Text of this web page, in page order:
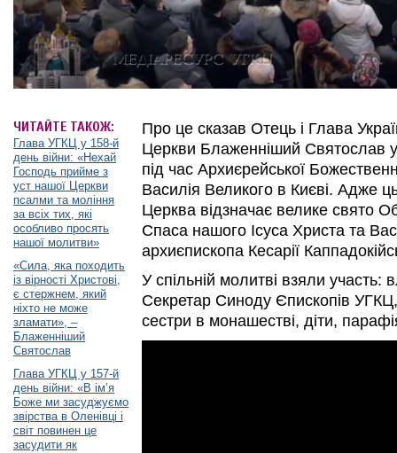
ЧИТАЙТЕ ТАКОЖ:
Глава УГКЦ у 158-й
день війни: «Нехай
Господь прийме з
уст нашої Церкви
псалми та моління
за всіх тих, які
особливо просять
нашої молитви»
«Сила, яка походить
із вірності Христові,
є стержнем, який
ніхто не може
зламати», –
Блаженніший
Святослав
Глава УГКЦ у 157-й
день війни: «В ім’я
Боже ми засуджуємо
звірства в Оленівці і
світ повинен це
засудити як
Про це сказав Отець і Глава
Церкви Блаженніший Святослав у
під час Архиєрейської
Василія Великого в Києві. Адже
Церква відзначає велике свято
Спаса нашого Ісуса Христа та
архиєпископа Кесарії
У спільній молитві взяли
Секретар Синоду Єпископів УГКЦ,
сестри в монашестві, діти,